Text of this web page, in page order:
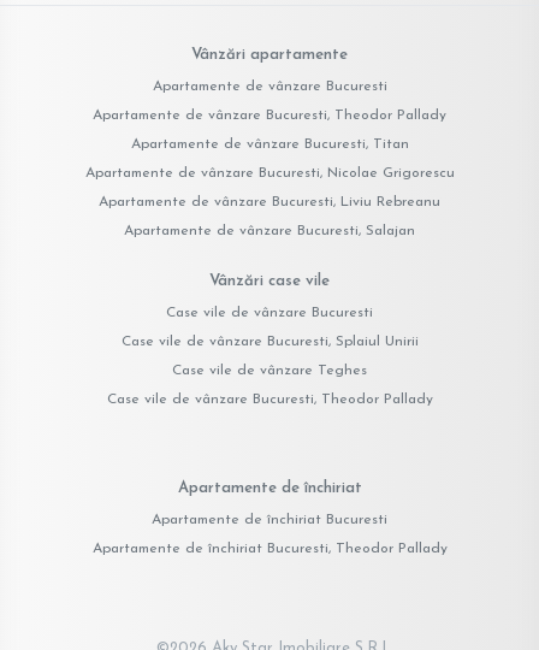
Vânzări apartamente
Apartamente de vânzare Bucuresti
Apartamente de vânzare Bucuresti, Theodor Pallady
Apartamente de vânzare Bucuresti, Titan
Apartamente de vânzare Bucuresti, Nicolae Grigorescu
Apartamente de vânzare Bucuresti, Liviu Rebreanu
Apartamente de vânzare Bucuresti, Salajan
Vânzări case vile
Case vile de vânzare Bucuresti
Case vile de vânzare Bucuresti, Splaiul Unirii
Case vile de vânzare Teghes
Case vile de vânzare Bucuresti, Theodor Pallady
Apartamente de închiriat
Apartamente de închiriat Bucuresti
Apartamente de închiriat Bucuresti, Theodor Pallady